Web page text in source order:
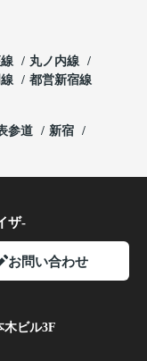
丸ノ内線
都営新宿線
参道
新宿
ザ-
お問い合わせ
木ビル3F